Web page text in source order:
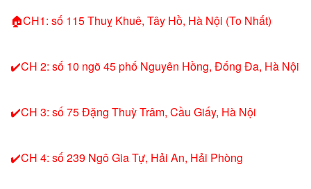
🏠CH1: số 115 Thuỵ Khuê, Tây Hồ, Hà Nội (To Nhất)
✔️CH 2: số 10 ngõ 45 phố Nguyên Hồng, Đống Đa, Hà Nội
✔️CH 3: số 75 Đặng Thuỳ Trâm, Cầu Giấy, Hà Nội
✔️CH 4: số 239 Ngô Gia Tự, Hải An, Hải Phòng